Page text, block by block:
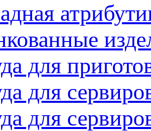
для
для
для